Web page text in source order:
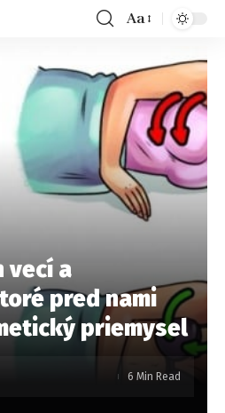
Aa
vecí a
pred nami
priemysel
6 Min Read